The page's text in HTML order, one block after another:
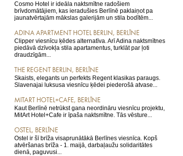
Cosmo Hotel ir ideāla naktsmītne radošiem
brīvdomātājiem, kas ieradušies Berlīnē paklaiņot pa
jaunatvērtajām mākslas galerijām un stila bodītēm...
ADINA APARTMENT HOTEL BERLIN, BERLĪNE
Clipper viesnīcu ķēdes alternatīva. Arī Adina naktsmītnes
piedāvā dzīvokļa stila apartamentus, turklāt par ļoti
draudzīgām...
THE REGENT BERLIN, BERLĪNE
Skaists, elegants un perfekts Regent klasikas paraugs.
Slavenajai luksusa viesnīcu ķēdei piederošā atvase...
MITART HOTEL+CAFE, BERLĪNE
Kaut Berlīnē netrūkst gana neordināru viesnīcu projektu,
MitArt Hotel+Cafe ir īpaša naktsmītne. Tās vēsture...
OSTEL, BERLĪNE
Ostel ir šī brīža visaprunātākā Berlīnes viesnīca. Kopš
atvēršanas brīža - 1. maijā, darbaļaužu solidaritātes
dienā, paguvusi...